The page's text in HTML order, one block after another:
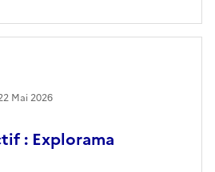
: Explorama
Mai 2026